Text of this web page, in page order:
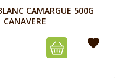
Aperçu
CAMARGUE 500G
CANAVERE
favorite